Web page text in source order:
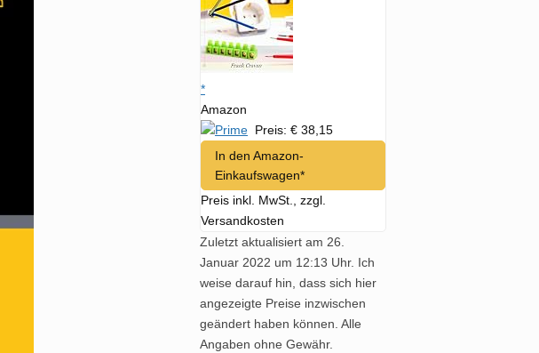
*
Amazon
Preis: € 38,15
In den Amazon-
Einkaufswagen*
Preis inkl. MwSt., zzgl.
Versandkosten
Zuletzt aktualisiert am 26.
Januar 2022 um 12:13 Uhr. Ich
weise darauf hin, dass sich hier
angezeigte Preise inzwischen
geändert haben können. Alle
Angaben ohne Gewähr.